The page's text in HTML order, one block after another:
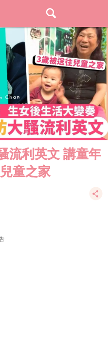
流利英文 講童年
童之家